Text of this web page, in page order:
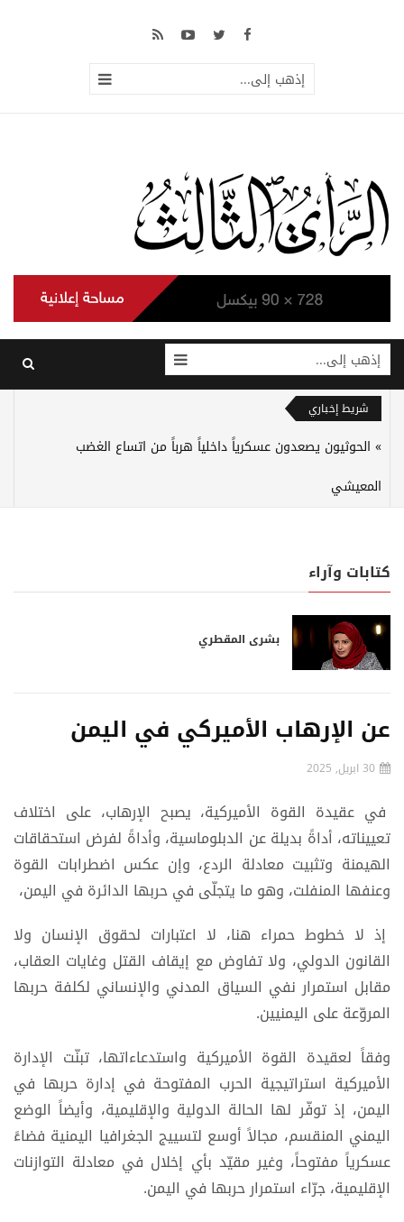
إذهب إلى...
إذهب إلى...
شريط إخباري
الحوثيون يصعدون عسكرياً داخلياً هرباً من اتساع الغضب
المعيشي
كتابات وآراء
بشرى المقطري
عن الإرهاب الأميركي في اليمن
30 ابريل, 2025
في عقيدة القوة الأميركية، يصبح الإرهاب، على اختلاف
تعييناته، أداةً بديلة عن الدبلوماسية، وأداةً لفرض استحقاقات
الهيمنة وتثبيت معادلة الردع، وإن عكس اضطرابات القوة
وعنفها المنفلت، وهو ما يتجلّى في حربها الدائرة في اليمن،
إذ لا خطوط حمراء هنا، لا اعتبارات لحقوق الإنسان ولا
القانون الدولي، ولا تفاوض مع إيقاف القتل وغايات العقاب،
مقابل استمرار نفي السياق المدني والإنساني لكلفة حربها
المروّعة على اليمنيين.
وفقاً لعقيدة القوة الأميركية واستدعاءاتها، تبنّت الإدارة
الأميركية استراتيجية الحرب المفتوحة في إدارة حربها في
اليمن، إذ توفّر لها الحالة الدولية والإقليمية، وأيضاً الوضع
اليمني المنقسم، مجالاً أوسع لتسييج الجغرافيا اليمنية فضاءً
عسكرياً مفتوحاً، وغير مقيّد بأي إخلال في معادلة التوازنات
الإقليمية، جرّاء استمرار حربها في اليمن.